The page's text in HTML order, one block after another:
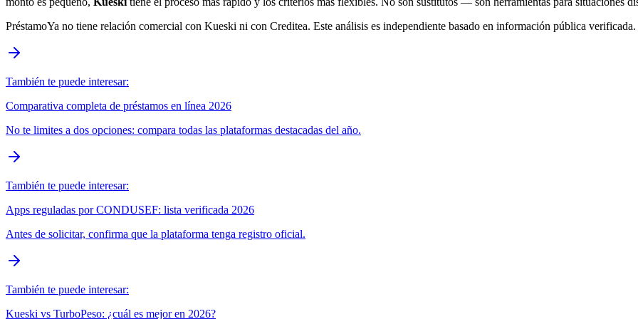
PréstamoYa no tiene relación comercial con Kueski ni con Creditea. Este análisis es independiente basado en información pública verificada.
También te puede interesar:
Comparativa completa de préstamos en línea 2026
No te limites a dos opciones: compara todas las plataformas destacadas del año.
También te puede interesar:
Apps reguladas por CONDUSEF: lista verificada 2026
Antes de solicitar, confirma que la plataforma tenga registro oficial.
También te puede interesar:
Kueski vs TurboPeso: ¿cuál es mejor en 2026?